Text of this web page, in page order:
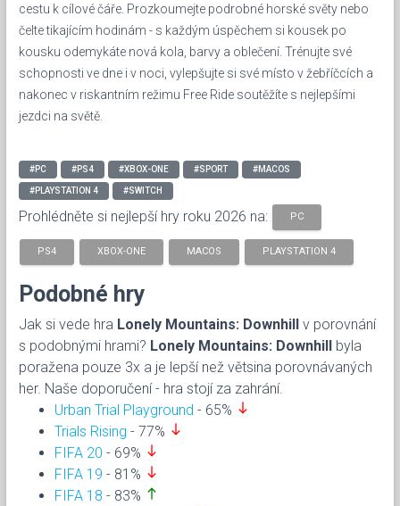
cestu k cílové čáře. Prozkoumejte podrobné horské světy nebo
čelte tikajícím hodinám - s každým úspěchem si kousek po
kousku odemykáte nová kola, barvy a oblečení. Trénujte své
schopnosti ve dne i v noci, vylepšujte si své místo v žebříčcích a
nakonec v riskantním režimu Free Ride soutěžíte s nejlepšími
jezdci na světě.
#PC #PS4 #XBOX-ONE #SPORT #MACOS
#PLAYSTATION 4 #SWITCH
Prohlédněte si nejlepší hry roku 2026 na: PC
PS4 XBOX-ONE MACOS PLAYSTATION 4
Podobné hry
Jak si vede hra Lonely Mountains: Downhill v porovnání
s podobnými hrami? Lonely Mountains: Downhill byla
poražena pouze 3x a je lepší než větsina porovnávaných
her. Naše doporučení - hra stojí za zahrání.
Urban Trial Playground - 65% south
Trials Rising - 77% south
FIFA 20 - 69% south
FIFA 19 - 81% south
FIFA 18 - 83% north